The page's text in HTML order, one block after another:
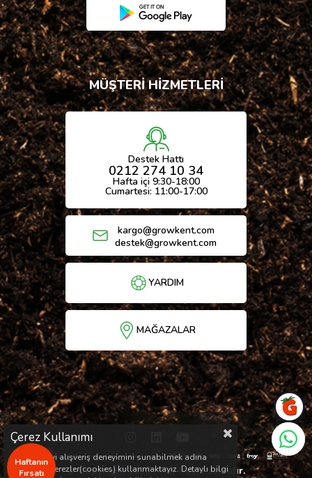
MÜŞTERİ HİZMETLERİ
Destek Hattı
0212 274 10 34
Hafta içi 9:30-18:00
Cumartesi: 11:00-17:00
kargo@growkent.com
destek@growkent.com
YARDIM
MAĞAZALAR
Haftanın
Fırsatı
© Copyright 2026 / Her hakkı saklıdır.
Çerez Kullanımı
Sizlere en iyi alışveriş deneyimini sunabilmek adına
sitemizde çerezler(cookies) kullanmaktayız. Detaylı bilgi